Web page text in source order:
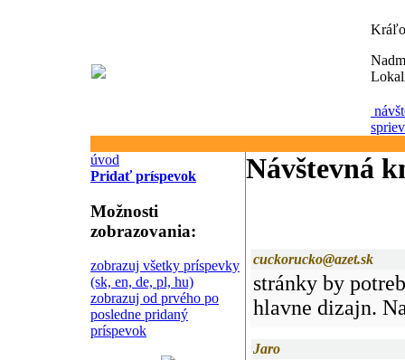
úvod
Pridať príspevok
Možnosti
zobrazovania:
zobrazuj všetky príspevky
(sk, en, de, pl, hu)
zobrazuj od prvého po
posledne pridaný
príspevok
Návštevná
cuckorucko@azet.sk
stránky by
hlavne dizajn.
Jaro